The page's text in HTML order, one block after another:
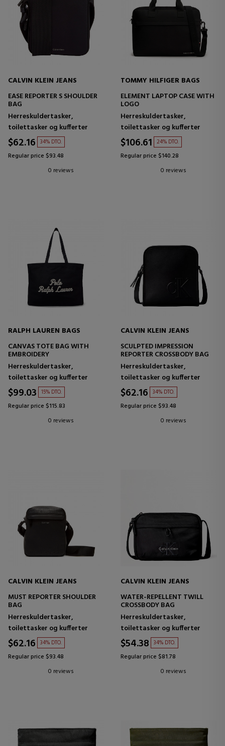
CALVIN KLEIN JEANS
EASE REPORTER S SHOULDER
BAG
Herreskuldertasker,
toilettasker og kufferter
$62.16 34% DTO.
Regular price $93.48
0 reviews
TOMMY HILFIGER BAGS
ELEMENT LAPTOP CASE WITH
LOGO
Herreskuldertasker,
toilettasker og kufferter
$106.61 24% DTO.
Regular price $140.28
0 reviews
RALPH LAUREN BAGS
CANVAS TOTE BAG WITH
EMBROIDERY
Herreskuldertasker,
toilettasker og kufferter
$99.03 15% DTO.
Regular price $115.83
0 reviews
CALVIN KLEIN JEANS
SCULPTED IMPRESSION
REPORTER CROSSBODY BAG
Herreskuldertasker,
toilettasker og kufferter
$62.16 34% DTO.
Regular price $93.48
0 reviews
CALVIN KLEIN JEANS
MUST REPORTER SHOULDER
BAG
Herreskuldertasker,
toilettasker og kufferter
$62.16 34% DTO.
Regular price $93.48
0 reviews
CALVIN KLEIN JEANS
WATER-REPELLENT TWILL
CROSSBODY BAG
Herreskuldertasker,
toilettasker og kufferter
$54.38 34% DTO.
Regular price $81.78
0 reviews